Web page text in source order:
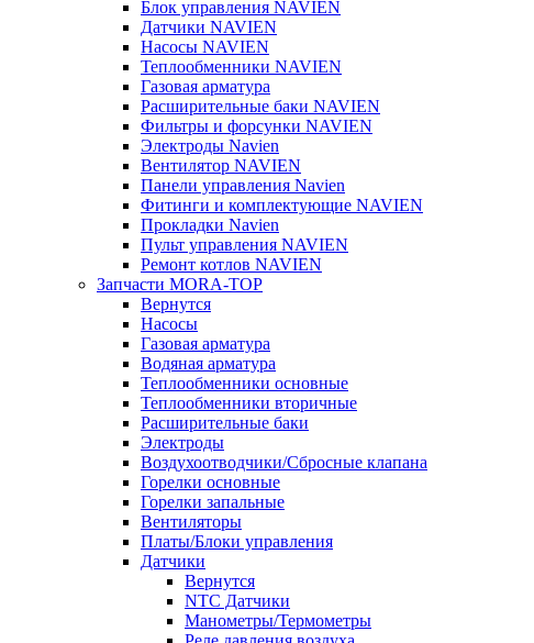
Блок управления NAVIEN
Датчики NAVIEN
Насосы NAVIEN
Теплообменники NAVIEN
Газовая арматура
Расширительные баки NAVIEN
Фильтры и форсунки NAVIEN
Электроды Navien
Вентилятор NAVIEN
Панели управления Navien
Фитинги и комплектующие NAVIEN
Прокладки Navien
Пульт управления NAVIEN
Ремонт котлов NAVIEN
Запчасти MORA-TOP
Вернутся
Насосы
Газовая арматура
Водяная арматура
Теплообменники основные
Теплообменники вторичные
Расширительные баки
Электроды
Воздухоотводчики/Сбросные клапана
Горелки основные
Горелки запальные
Вентиляторы
Платы/Блоки управления
Датчики
Вернутся
NTC Датчики
Манометры/Термометры